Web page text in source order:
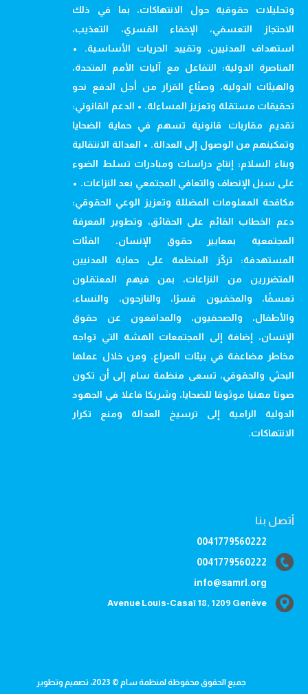
وتحليلات حقوقية حول الانتهاكات، بما في ذلك
الاحتجاز التعسفي، الإخفاء القسري، التعذيب،
استهداف المدنيين، وتقييد الحريات الأساسية. •
المناصرة الدولية: التفاعل مع آليات الأمم المتحدة،
والهيئات الدولية، وصنّاع القرار من أجل الدفع نحو
تحقيقات مستقلة وتعزيز المساءلة. • الدعم القانوني:
تقديم مقاربات قانونية تسهم في حماية الضحايا
وتمكينهم من الوصول إلى العدالة. • العدالة الانتقالية
وبناء السلام: إنتاج دراسات ومبادرات تسلط الضوء
على سبل الإنصاف والتعافي المجتمعي بعد النزاعات. •
مكافحة المعلومات المضللة وتعزيز الوعي الحقوقي:
دعم الخطاب القائم على الحقائق، وتطوير المعرفة
المجتمعية بمعايير حقوق الإنسان. الفئات
المستهدفة: تركّز المنظمة على حماية المدنيين
المتضررين من النزاعات، بمن فيهم المعتقلون
تعسفًا، والمخفيون قسرًا، والنازحون، والنساء،
والأطفال، والصحفيون، والمدافعون عن حقوق
الإنسان، إضافة إلى المجتمعات الهشة التي تواجه
مخاطر مضاعفة في بيئات الصراع. ومن خلال عملها
البحثي والحقوقي، تسعى منظمة سام إلى أن تكون
صوتا مهنيا موثوقا للضحايا، وشريكا فاعلا في الجهود
الدولية الرامية إلى ترسيخ العدالة ومنع تكرار
الانتهاكات.
أتصل بنا
0041779560222
0041779560222
info@samrl.org
Avenue Louis-Casaï 18, 1209 Genève
جميع الحقوق محفوظة لمنظمة سام © 2023، تصميم وتطوير